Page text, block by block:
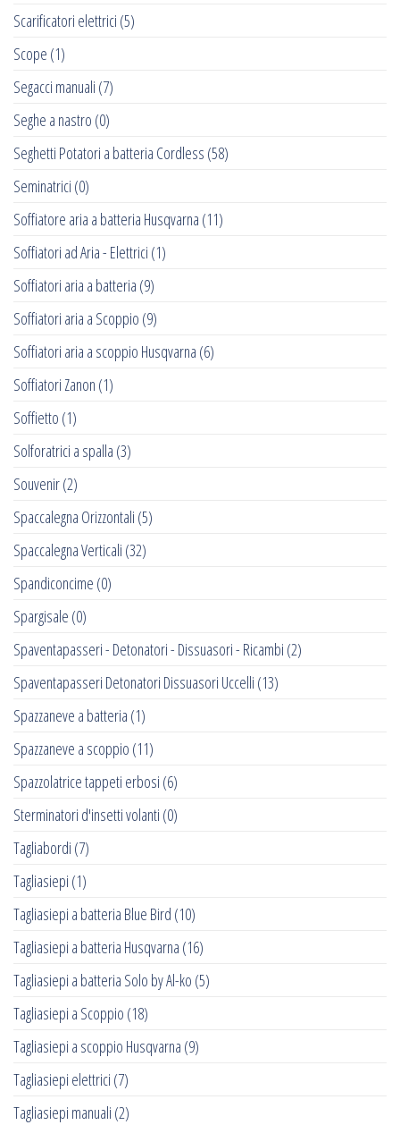
Scarificatori elettrici (5)
Scope (1)
Segacci manuali (7)
Seghe a nastro (0)
Seghetti Potatori a batteria Cordless (58)
Seminatrici (0)
Soffiatore aria a batteria Husqvarna (11)
Soffiatori ad Aria - Elettrici (1)
Soffiatori aria a batteria (9)
Soffiatori aria a Scoppio (9)
Soffiatori aria a scoppio Husqvarna (6)
Soffiatori Zanon (1)
Soffietto (1)
Solforatrici a spalla (3)
Souvenir(2)
Spaccalegna Orizzontali (5)
Spaccalegna Verticali (32)
Spandiconcime (0)
Spargisale (0)
Spaventapasseri - Detonatori - Dissuasori - Ricambi (2)
Spaventapasseri Detonatori Dissuasori Uccelli (13)
Spazzaneve a batteria (1)
Spazzaneve a scoppio (11)
Spazzolatrice tappeti erbosi (6)
Sterminatori d'insetti volanti (0)
Tagliabordi (7)
Tagliasiepi (1)
Tagliasiepi a batteria Blue Bird (10)
Tagliasiepi a batteria Husqvarna (16)
Tagliasiepi a batteria Solo by Al-ko (5)
Tagliasiepi a Scoppio (18)
Tagliasiepi a scoppio Husqvarna (9)
Tagliasiepi elettrici (7)
Tagliasiepi manuali (2)